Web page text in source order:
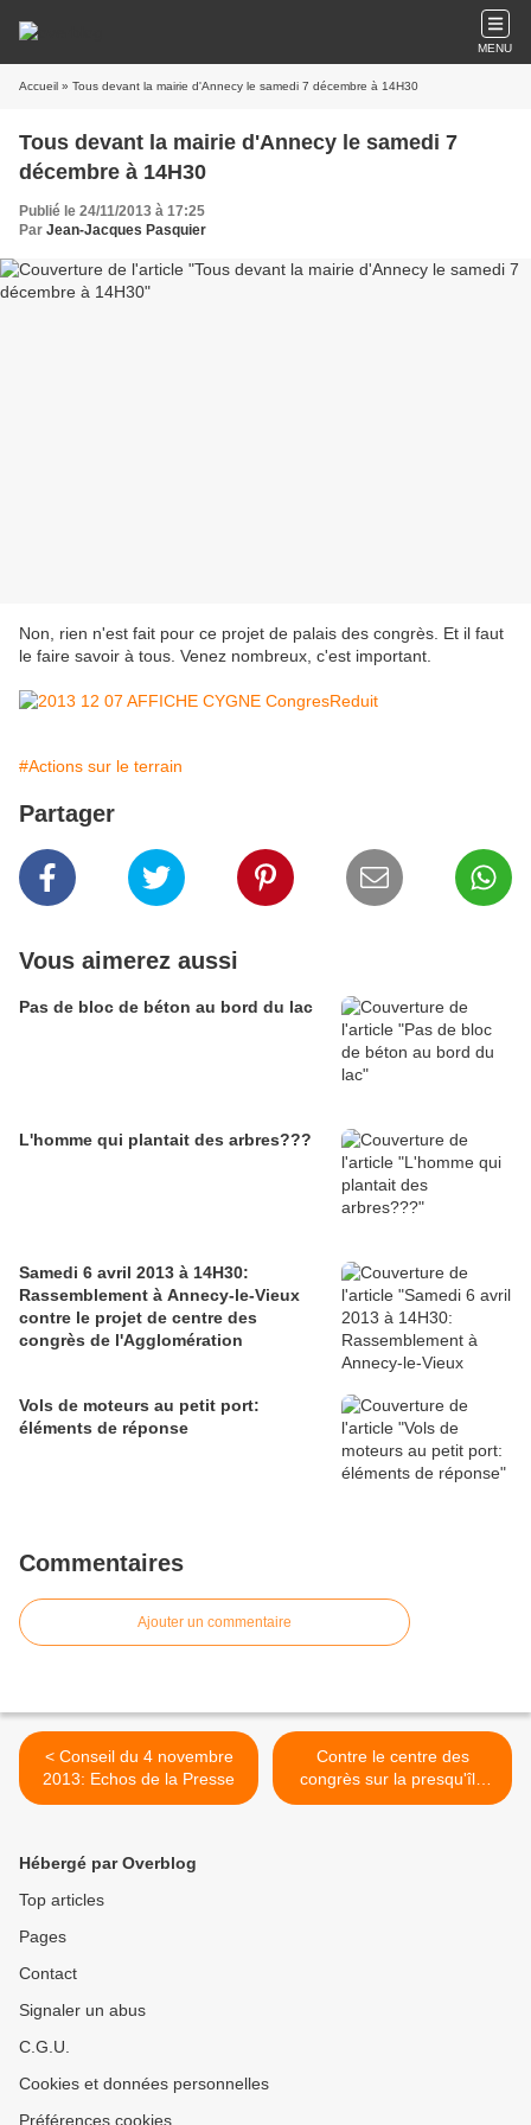
MENU
Accueil » Tous devant la mairie d'Annecy le samedi 7 décembre à 14H30
Tous devant la mairie d'Annecy le samedi 7
décembre à 14H30
Publié le 24/11/2013 à 17:25
Par Jean-Jacques Pasquier
Non, rien n'est fait pour ce projet de palais des congrès. Et il faut
le faire savoir à tous. Venez nombreux, c'est important.
#Actions sur le terrain
Partager
Vous aimerez aussi
Pas de bloc de béton au bord du lac
L'homme qui plantait des arbres???
Samedi 6 avril 2013 à 14H30:
Rassemblement à Annecy-le-Vieux
contre le projet de centre des
congrès de l'Agglomération
Vols de moteurs au petit port:
éléments de réponse
Commentaires
Ajouter un commentaire
< Conseil du 4 novembre
2013: Echos de la Presse
Contre le centre des
congrès sur la presqu'île
d'Albigny? La parole vous
Hébergé par Overblog
Top articles
Pages
Contact
Signaler un abus
C.G.U.
Cookies et données personnelles
Préférences cookies